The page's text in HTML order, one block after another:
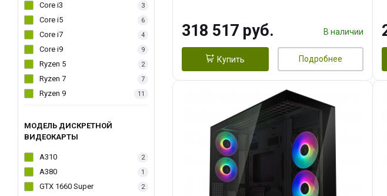
Core i3 3
Core i5 6
Core i7 4
Core i9 9
Ryzen 5 2
Ryzen 7 7
Ryzen 9 11
МОДЕЛЬ ДИСКРЕТНОЙ
ВИДЕОКАРТЫ
A310 2
A380 1
GTX 1660 Super 2
GDDR7 256bit/ 1 ТБ SSD)
318 517 руб. В наличии
Купить Подробнее